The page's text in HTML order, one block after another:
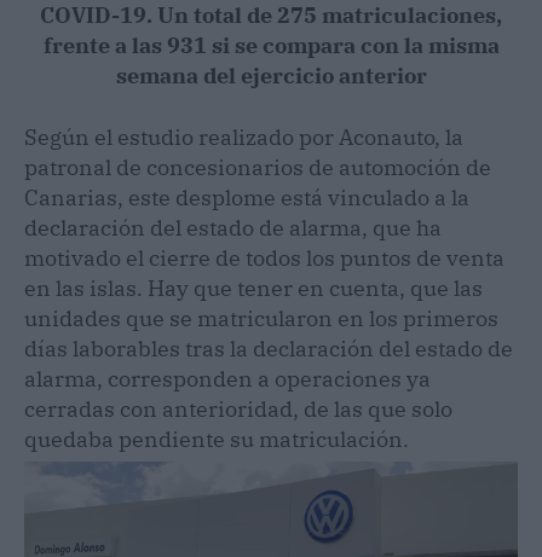
COVID-19. Un total de 275 matriculaciones,
frente a las 931 si se compara con la misma
semana del ejercicio anterior
Según el estudio realizado por Aconauto, la
patronal de concesionarios de automoción de
Canarias, este desplome está vinculado a la
declaración del estado de alarma, que ha
motivado el cierre de todos los puntos de venta
en las islas. Hay que tener en cuenta, que las
unidades que se matricularon en los primeros
días laborables tras la declaración del estado de
alarma, corresponden a operaciones ya
cerradas con anterioridad, de las que solo
quedaba pendiente su matriculación.